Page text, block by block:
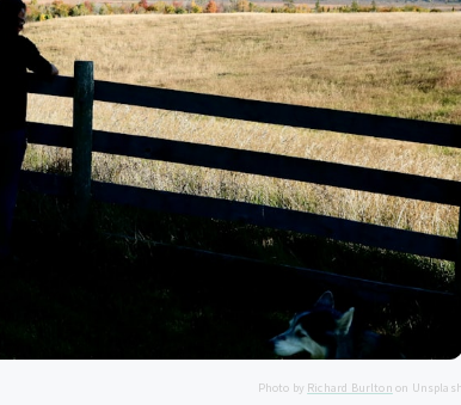
Photo by Richard Burlton on